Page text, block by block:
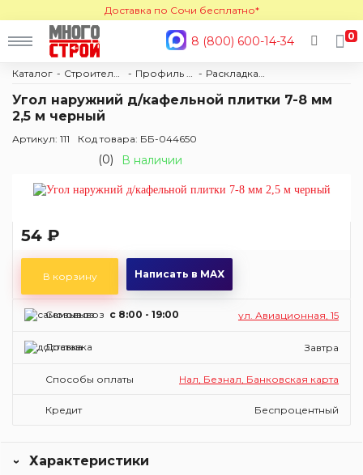
Доставка по Сочи бесплатно*
8 (800) 600-14-34 0
Каталог
Угол наружний д/кафельной плитки 7-8 мм
2,5 м черный
Артикул: 111 Код товара: ББ-044650
(0) В наличии
54 ₽
В корзину Написать в MAX
Самовывоз c 8:00 - 19:00 ул. Авиационная, 15
Доставка Завтра
Способы оплаты Нал, Безнал, Банковская карта
Кредит Беспроцентный
Характеристики